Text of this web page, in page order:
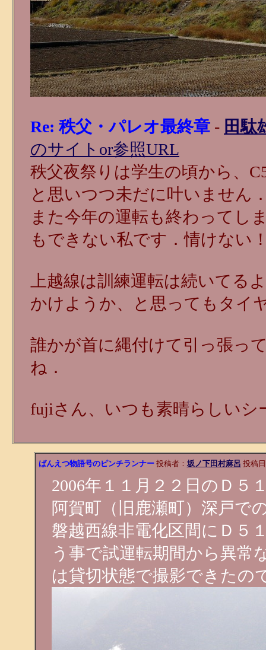
Re: 秩父・パレオ最終章 - 田駄
のサイトor参照URL
秩父夜祭りは学生の頃から、
と思いつつ未だに叶いません
また今年の運転も終わってし
もできない私です．情けない
上越線は訓練運転は続いてる
かけようか、と思ってもタイ
誰かが首に縄付けて引っ張っ
ね．
fujiさん、いつも素晴らしい
ばんえつ物語号のピンチランナー投稿者： 坂ノ下田村麻呂 投稿
2006年１１月２２日のＤ５
阿賀町（旧鹿瀬町）深戸で
磐越西線非電化区間にＤ５
う事で試運転期間から異常
は貸切状態で撮影できたの